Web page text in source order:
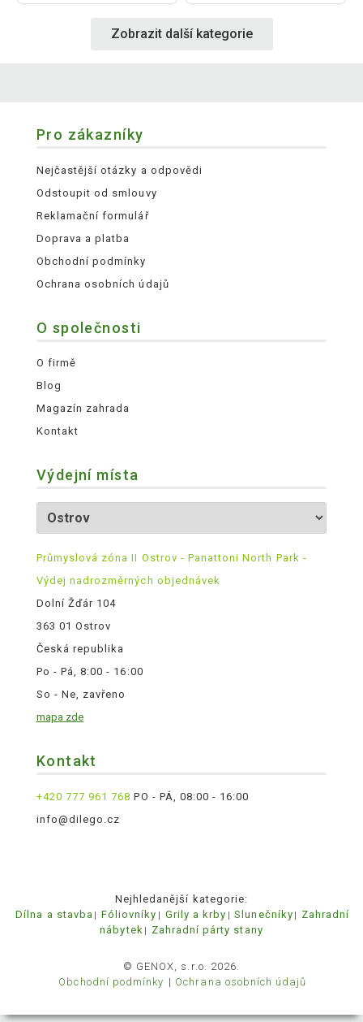
Zobrazit další kategorie
Pro zákazníky
Nejčastější otázky a odpovědi
Odstoupit od smlouvy
Reklamační formulář
Doprava a platba
Obchodní podmínky
Ochrana osobních údajů
O společnosti
O firmě
Blog
Magazín zahrada
Kontakt
Výdejní místa
Průmyslová zóna II Ostrov - Panattoni North Park -
Výdej nadrozměrných objednávek
Dolní Žďár 104
363 01 Ostrov
Česká republika
Po - Pá, 8:00 - 16:00
So - Ne, zavřeno
mapa zde
Kontakt
+420 777 961 768 PO - PÁ, 08:00 - 16:00
info@dilego.cz
Nejhledanější kategorie:
Dílna a stavba
Fóliovníky Grily a krby Slunečníky
Zahradní
nábytek
Zahradní párty stany
© GENOX, s.r.o. 2026.
Obchodní podmínky
Ochrana osobních údajů